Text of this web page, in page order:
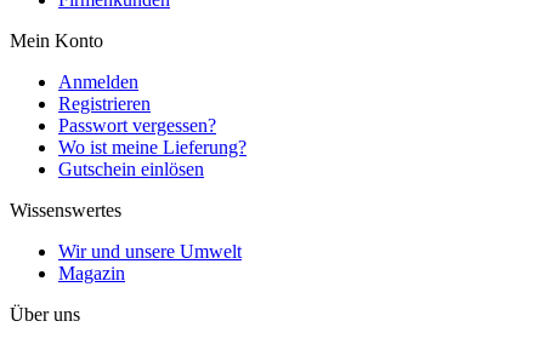
Mein Konto
Anmelden
Registrieren
Passwort vergessen?
Wo ist meine Lieferung?
Gutschein einlösen
Wissenswertes
Wir und unsere Umwelt
Magazin
Über uns